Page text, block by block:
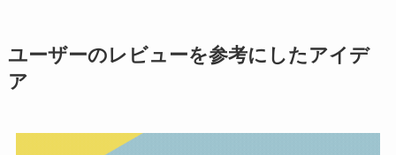
ユーザーのレビューを参考にしたアイデ
ア